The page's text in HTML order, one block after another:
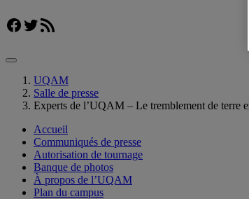
Facebook
Twitter
Flux RSS
UQAM
Salle de presse
Experts de l’UQAM – Le tremblement de terre
Accueil
Communiqués de presse
Autorisation de tournage
Banque de photos
À propos de l’UQAM
Plan du campus